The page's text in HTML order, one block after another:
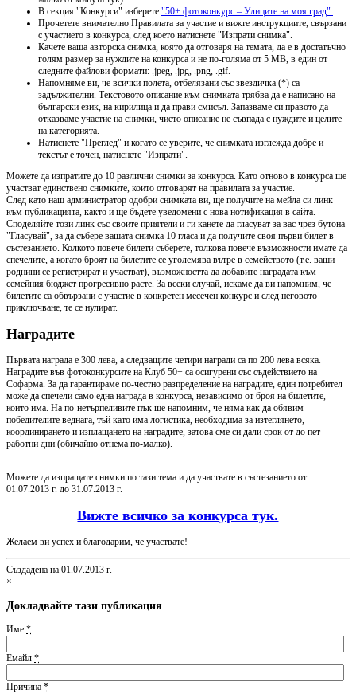
В секция "Конкурси" изберете "50+ фотоконкурс – Улиците на моя град".
Прочетете внимателно Правилата за участие и вижте инструкциите, свързани
с участието в конкурса, след което натиснете "Изпрати снимка".
Качете ваша авторска снимка, която да отговаря на темата, да е в достатъчно
голям размер за нуждите на конкурса и не по-голяма от 5 МВ, в един от
следните файлови формати: .jpeg, .jpg, .png, .gif.
Напомняме ви, че всички полета, отбелязани със звездичка (*) са
задължителни. Текстовото описание към снимката трябва да е написано на
български език, на кирилица и да прави смисъл. Запазваме си правото да
отказваме участие на снимки, чието описание не съвпада с нуждите и целите
на категорията.
Натиснете "Преглед" и когато се уверите, че снимката изглежда добре и
текстът е точен, натиснете "Изпрати".
Можете да изпратите до 10 различни снимки за конкурса. Като отново в конкурса ще
участват единствено снимките, които отговарят на правилата за участие.
След като наш администратор одобри снимката ви, ще получите на мейла си линк
към публикацията, както и ще бъдете уведомени с нова нотификация в сайта.
Споделяйте този линк със своите приятели и ги канете да гласуват за вас чрез бутона
"Гласувай", за да събере вашата снимка 10 гласа и да получите своя първи билет в
състезанието. Колкото повече билети съберете, толкова повече възможности имате да
спечелите, а когато броят на билетите се уголемява вътре в семейството (т.е. ваши
роднини се регистрират и участват), възможността да добавите наградата към
семейния бюджет прогресивно расте. За всеки случай, искаме да ви напомним, че
билетите са обвързани с участие в конкретен месечен конкурс и след неговото
приключване, те се нулират.
Наградите
Първата награда е 300 лева, а следващите четири награди са по 200 лева всяка.
Наградите във фотоконкурсите на Клуб 50+ са осигурени със съдействието на
Софарма. За да гарантираме по-честно разпределение на наградите, един потребител
може да спечели само една награда в конкурса, независимо от броя на билетите,
които има. На по-нетърпеливите пък ще напомним, че няма как да обявим
победителите веднага, тъй като има логистика, необходима за изтеглянето,
координирането и изплащането на наградите, затова сме си дали срок от до пет
работни дни (обичайно отнема по-малко).
Можете да изпращате снимки по тази тема и да участвате в състезанието от
01.07.2013 г. до 31.07.2013 г.
Вижте всичко за конкурса тук.
Желаем ви успех и благодарим, че участвате!
Създадена на 01.07.2013 г.
×
Докладвайте тази публикация
Име *
Емайл *
Причина *